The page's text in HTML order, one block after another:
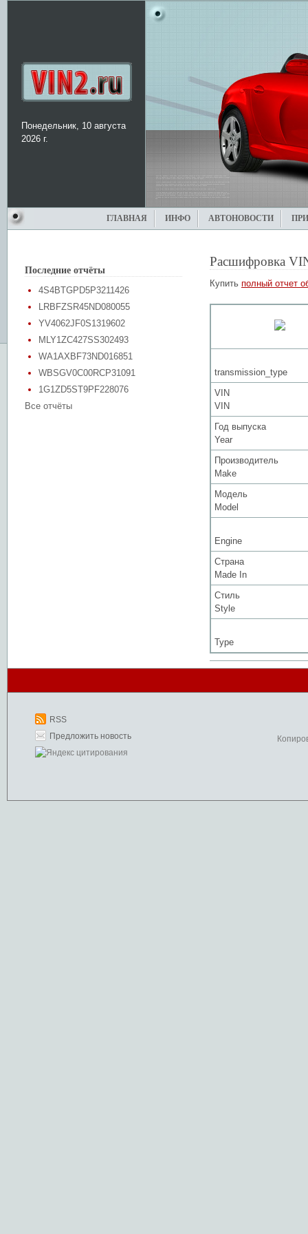
Понедельник, 10 августа
2026 г.
ГЛАВНАЯ ИНФО АВТОНОВОСТИ
Последние отчёты
4S4BTGPD5P3211426
LRBFZSR45ND080055
YV4062JF0S1319602
MLY1ZC427SS302493
WA1AXBF73ND016851
WBSGV0C00RCP31091
1G1ZD5ST9PF228076
Все отчёты
Расшифровка
Купить полный отчет
transmission_type
VIN
VIN
Год выпуска
Year
Производитель
Make
Модель
Model
Engine
Страна
Made In
Стиль
Style
Type
RSS
Предложить новость